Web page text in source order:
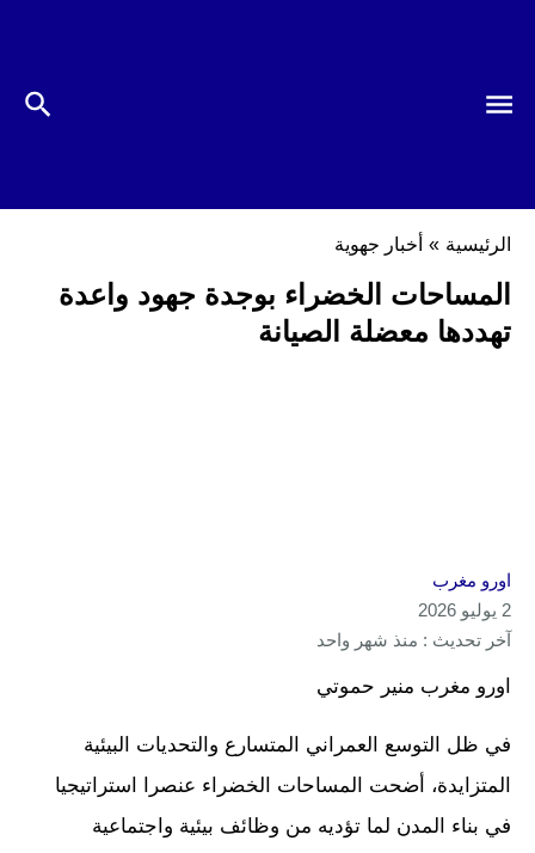
الرئيسية » أخبار جهوية
المساحات الخضراء بوجدة جهود واعدة
تهددها معضلة الصيانة
اورو مغرب
2 يوليو 2026
آخر تحديث : منذ شهر واحد
اورو مغرب منير حموتي
في ظل التوسع العمراني المتسارع والتحديات البيئية
المتزايدة، أضحت المساحات الخضراء عنصرا استراتيجيا
في بناء المدن لما تؤديه من وظائف بيئية واجتماعية